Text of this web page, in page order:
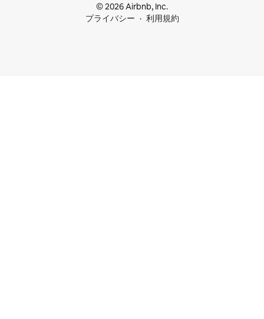
© 2026 Airbnb, Inc.
プライバシー
利用規約